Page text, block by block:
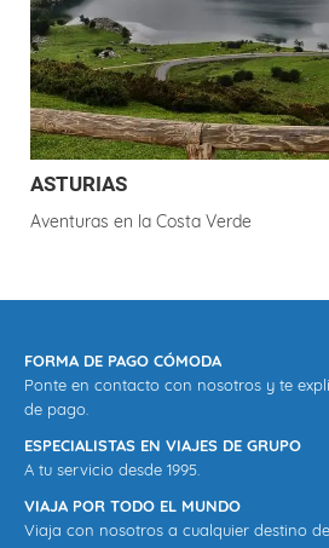
ASTURIAS
Aventuras en la Costa Verde
FORMA DE PAGO CÓMODA
Ponte en contacto con nosotros y te
de pago.
ESPECIALISTAS EN VIAJES DE GRUPO
A tu servicio desde 1995.
VIAJA POR TODO EL MUNDO
Viaja con nosotros a cualquier destino